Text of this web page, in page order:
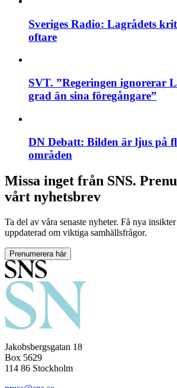
Sveriges Radio: Lagrådets
oftare
SVT. ”Regeringen ignorerar
grad än sina föregångare”
DN Debatt: Bilden är ljus på
områden
Missa inget från SNS.
vårt nyhetsbrev
Ta del av våra senaste nyheter. Få nya
uppdaterad om viktiga samhällsfrågor.
Prenumerera här
Jakobsbergsgatan 18
Box 5629
114 86 Stockholm